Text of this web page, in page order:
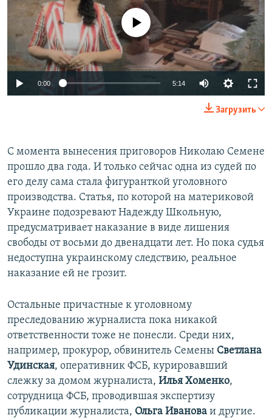
No media source currently available
0:00 5:14
Загрузить
С момента вынесения приговоров Николаю Семене
прошло два года. И только сейчас одна из судей по
его делу сама стала фигуранткой уголовного
производства. Статья, по которой на материковой
Украине подозревают Надежду Школьную,
предусматривает наказание в виде лишения
свободы от восьми до двенадцати лет. Но пока судья
недоступна украинскому следствию, реальное
наказание ей не грозит.
Остальные причастные к уголовному
преследованию журналиста пока никакой
ответственности тоже не понесли. Среди них,
например, прокурор, обвинитель Семены Светлана
Удинская, оперативник ФСБ, курировавший
слежку за домом журналиста, Илья Хоменко,
сотрудница ФСБ, проводившая экспертизу
публикации журналиста, Ольга Иванова и другие.